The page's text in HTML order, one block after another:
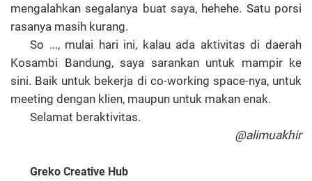
mengalahkan segalanya buat saya, hehehe. Satu porsi
rasanya masih kurang.
So ..., mulai hari ini, kalau ada aktivitas di daerah
Kosambi Bandung, saya sarankan untuk mampir ke
sini. Baik untuk bekerja di co-working space-nya, untuk
meeting dengan klien, maupun untuk makan enak.
Selamat beraktivitas.
@alimuakhir
Greko Creative Hub